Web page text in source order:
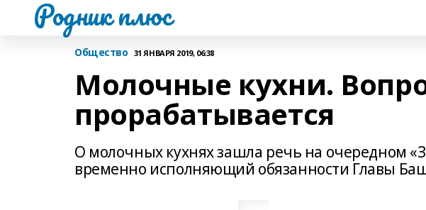
Родник плюс
Общество 31 ЯНВАРЯ 2019, 06:38
Молочные кухни.
прорабатывается
О молочных кухнях зашла речь на очередном
временно исполняющий обязанности Главы